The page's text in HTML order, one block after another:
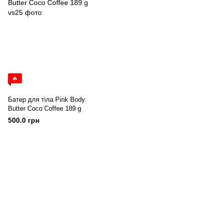
🔥
Батер для тіла Pink Body
Butter Coco Coffee 189 g
500.0 грн